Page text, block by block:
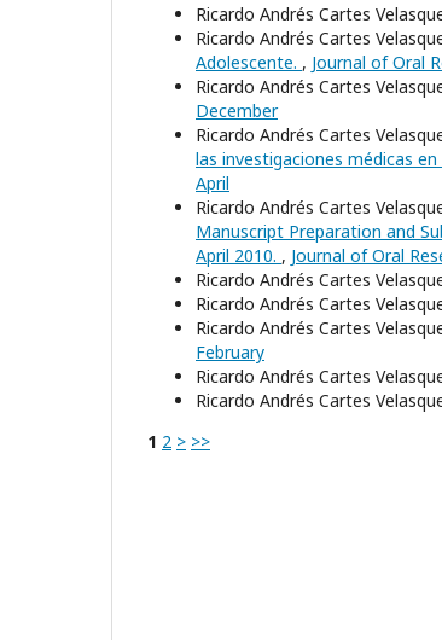
Ricardo Andrés Cartes
Ricardo Andrés Cartes
Adolescente. , Journal of Oral
Ricardo Andrés Cartes
December
Ricardo Andrés Cartes
las investigaciones médicas
April
Ricardo Andrés Cartes
Manuscript Preparation and
April 2010. , Journal of Oral
Ricardo Andrés Cartes
Ricardo Andrés Cartes
Ricardo Andrés Cartes
February
Ricardo Andrés Cartes
Ricardo Andrés Cartes
1 2 > >>